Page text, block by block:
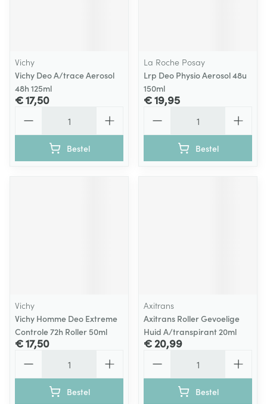
Vichy
Vichy Deo A/trace Aerosol
48h 125ml
€ 17,50
Bestel
La Roche Posay
Lrp Deo Physio Aerosol 48u
150ml
€ 19,95
Bestel
Vichy
Vichy Homme Deo Extreme
Controle 72h Roller 50ml
€ 17,50
Bestel
Axitrans
Axitrans Roller Gevoelige
Huid A/transpirant 20ml
€ 20,99
Bestel